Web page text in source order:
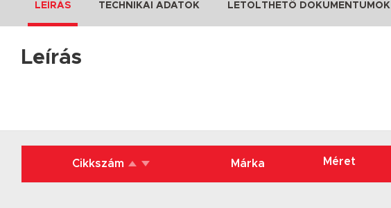
LEÍRÁS TECHNIKAI ADATOK LETÖLTHETŐ DOKUMENTUMOK
Leírás
Cikkszám Márka Méret